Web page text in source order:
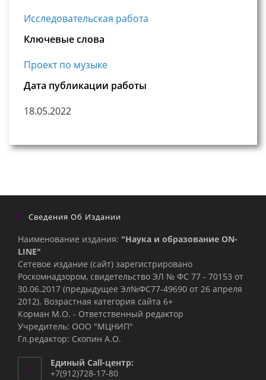
Исследовательская работа
Ключевые слова
Проект по музыке
Дата публикации работы
18.05.2022
Сведения Об Издании
Наименование издания: "Наука и образование ON-
LINE"
Сетевое издание (сайт) зарегистрировано
Роскомнадзором, свидетельство ЭЛ № ФС 77 - 70153 от
30.06.2017 (предыдущее Эл№ФC77-49690 от 26 апреля
2012). Возрастная категория сайта 6+
Корман М.О. - Ответственный редактор
Учредитель: ООО "МЦНИП"
Гл.редактор: Скопин А.О.
Единый Call-центр:
+7(912)728-17-80